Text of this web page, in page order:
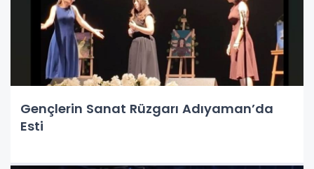
Gençlerin Sanat Rüzgarı Adıyaman’da
Esti